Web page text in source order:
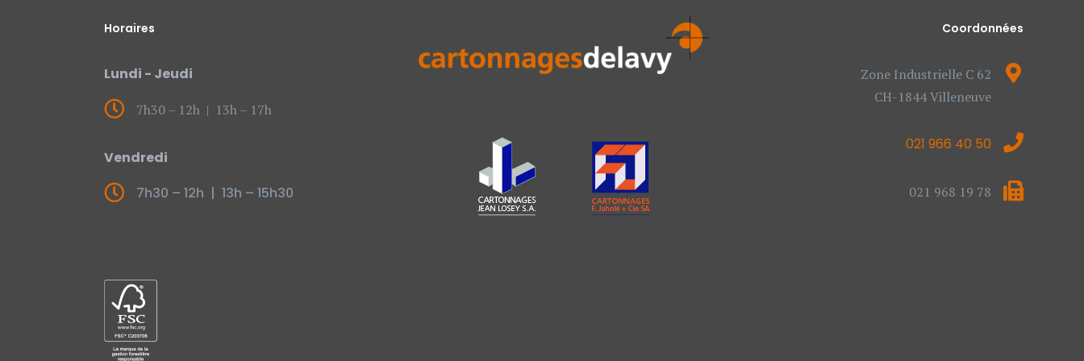
Horaires
Lundi - Jeudi
7h30 – 12h | 13h – 17h
Vendredi
7h30 – 12h | 13h – 15h30
Coordonnées
Zone Industrielle C 62
CH-1844 Villeneuve
021 966 40 50
021 968 19 78